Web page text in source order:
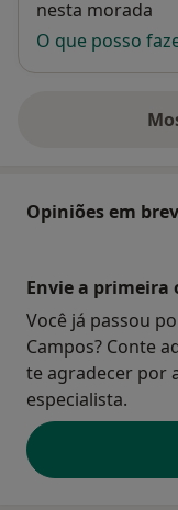
nesta morada
O que posso
Opiniões em
Envie a primeira
Você já passou
Campos? Conte
te agradecer por
especialista.